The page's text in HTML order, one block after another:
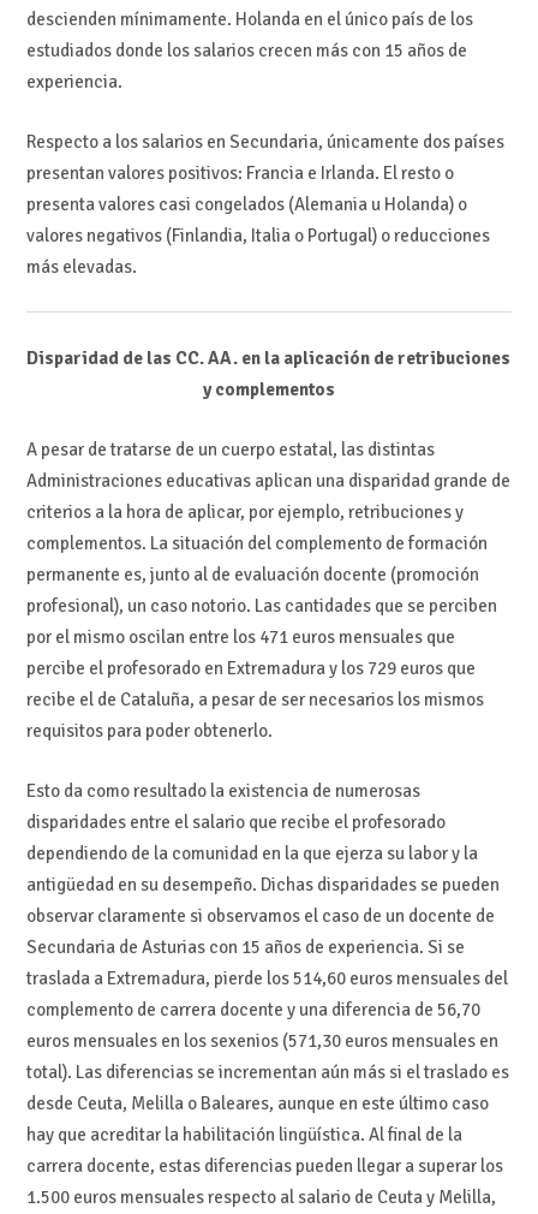
descienden mínimamente. Holanda en el único país de los
estudiados donde los salarios crecen más con 15 años de
experiencia.
Respecto a los salarios en Secundaria, únicamente dos países
presentan valores positivos: Francia e Irlanda. El resto o
presenta valores casi congelados (Alemania u Holanda) o
valores negativos (Finlandia, Italia o Portugal) o reducciones
más elevadas.
Disparidad de las CC. AA. en la aplicación de retribuciones
y complementos
A pesar de tratarse de un cuerpo estatal, las distintas
Administraciones educativas aplican una disparidad grande de
criterios a la hora de aplicar, por ejemplo, retribuciones y
complementos. La situación del complemento de formación
permanente es, junto al de evaluación docente (promoción
profesional), un caso notorio. Las cantidades que se perciben
por el mismo oscilan entre los 471 euros mensuales que
percibe el profesorado en Extremadura y los 729 euros que
recibe el de Cataluña, a pesar de ser necesarios los mismos
requisitos para poder obtenerlo.
Esto da como resultado la existencia de numerosas
disparidades entre el salario que recibe el profesorado
dependiendo de la comunidad en la que ejerza su labor y la
antigüedad en su desempeño. Dichas disparidades se pueden
observar claramente si observamos el caso de un docente de
Secundaria de Asturias con 15 años de experiencia. Si se
traslada a Extremadura, pierde los 514,60 euros mensuales del
complemento de carrera docente y una diferencia de 56,70
euros mensuales en los sexenios (571,30 euros mensuales en
total). Las diferencias se incrementan aún más si el traslado es
desde Ceuta, Melilla o Baleares, aunque en este último caso
hay que acreditar la habilitación lingüística. Al final de la
carrera docente, estas diferencias pueden llegar a superar los
1.500 euros mensuales respecto al salario de Ceuta y Melilla,